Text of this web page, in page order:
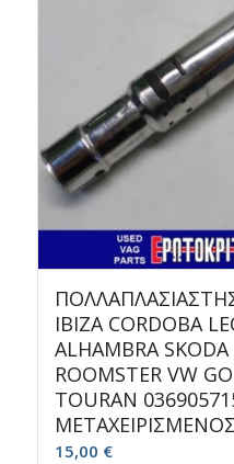
ΠΟΛΛΑΠΛΑΣΙΑΣΤΗΣ
IBIZA CORDOBA
ALHAMBRA
ROOMSTER VW
TOURAN
15,00 €